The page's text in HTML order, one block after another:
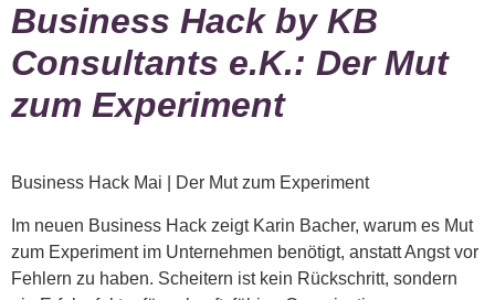
Business Hack by KB
Consultants e.K.: Der Mut
zum Experiment
Business Hack Mai | Der Mut zum Experiment
Im neuen Business Hack zeigt Karin Bacher, warum es Mut
zum Experiment im Unternehmen benötigt, anstatt Angst vor
Fehlern zu haben. Scheitern ist kein Rückschritt, sondern